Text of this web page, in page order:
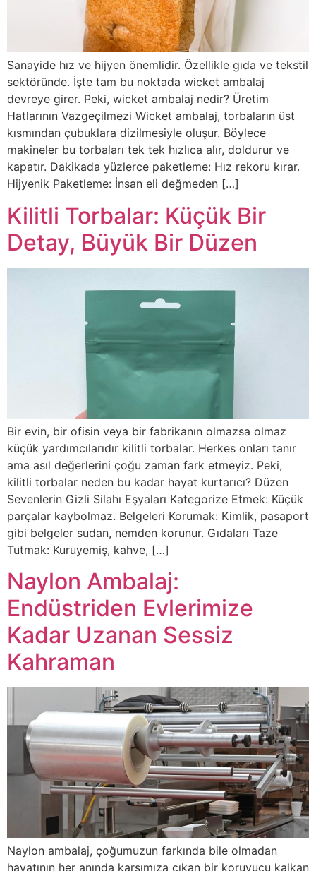
Sanayide hız ve hijyen önemlidir. Özellikle gıda ve tekstil
sektöründe. İşte tam bu noktada wicket ambalaj
devreye girer. Peki, wicket ambalaj nedir? Üretim
Hatlarının Vazgeçilmezi Wicket ambalaj, torbaların üst
kısmından çubuklara dizilmesiyle oluşur. Böylece
makineler bu torbaları tek tek hızlıca alır, doldurur ve
kapatır. Dakikada yüzlerce paketleme: Hız rekoru kırar.
Hijyenik Paketleme: İnsan eli değmeden […]
Kilitli Torbalar: Küçük Bir
Detay, Büyük Bir Düzen
Bir evin, bir ofisin veya bir fabrikanın olmazsa olmaz
küçük yardımcılarıdır kilitli torbalar. Herkes onları tanır
ama asıl değerlerini çoğu zaman fark etmeyiz. Peki,
kilitli torbalar neden bu kadar hayat kurtarıcı? Düzen
Sevenlerin Gizli Silahı Eşyaları Kategorize Etmek: Küçük
parçalar kaybolmaz. Belgeleri Korumak: Kimlik, pasaport
gibi belgeler sudan, nemden korunur. Gıdaları Taze
Tutmak: Kuruyemiş, kahve, […]
Naylon Ambalaj:
Endüstriden Evlerimize
Kadar Uzanan Sessiz
Kahraman
Naylon ambalaj, çoğumuzun farkında bile olmadan
hayatının her anında karşımıza çıkan bir koruyucu kalkan